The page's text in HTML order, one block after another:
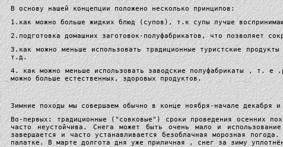
В основу нашей концепции положено несколько принципов:
1.как можно больше жидких блюд (супов), т.к супы лучше
2.подготовка домашних заготовок-полуфабрикатов, что позволяет
3.как можно меньше использовать традиционные туристские
т.д.
4. как можно меньше использовать заводские полуфабрикаты , т.
можно больше естественных, здоровых продуктов.
Зимние походы мы совершаем обычно в конце ноября-начале декабря
Во-первых: традиционные ("совковые") сроки проведения осенних
часто неустойчива. Снега может быть очень мало и
завершается и часто устанавливается безоблачная морозная
палатке. В марте долгота дня уже приличная , снег за зиму